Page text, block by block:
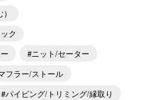
ク
ニット/セーター
フラー/ストール
パイピング/トリミング/縁取り